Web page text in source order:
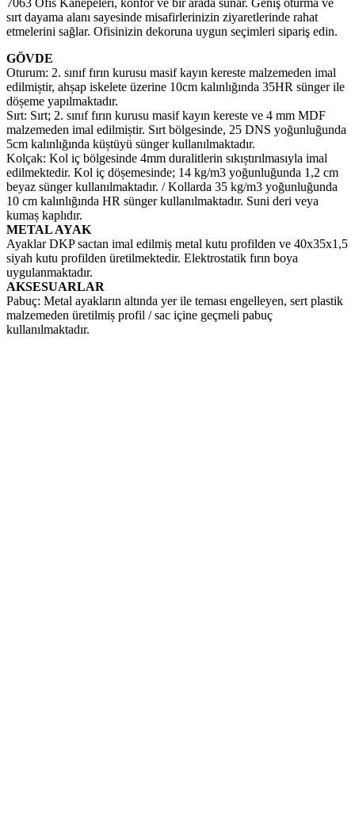
sırt dayama alanı sayesinde misafirlerinizin ziyaretlerinde rahat
etmelerini sağlar. Ofisinizin dekoruna uygun seçimleri sipariş edin.
GÖVDE
Oturum: 2. sınıf fırın kurusu masif kayın kereste malzemeden imal
edilmiștir, ahșap iskelete üzerine 10cm kalınlığında 35HR sünger ile
döșeme yapılmaktadır.
Sırt: Sırt; 2. sınıf fırın kurusu masif kayın kereste ve 4 mm MDF
malzemeden imal edilmiștir. Sırt bölgesinde, 25 DNS yoğunluğunda
5cm kalınlığında küștüyü sünger kullanılmaktadır.
Kolçak: Kol iç bölgesinde 4mm duralitlerin sıkıștırılmasıyla imal
edilmektedir. Kol iç döșemesinde; 14 kg/m3 yoğunluğunda 1,2 cm
beyaz sünger kullanılmaktadır. / Kollarda 35 kg/m3 yoğunluğunda
10 cm kalınlığında HR sünger kullanılmaktadır. Suni deri veya
kumaș kaplıdır.
METAL AYAK
Ayaklar DKP sactan imal edilmiș metal kutu profilden ve 40x35x1,5
siyah kutu profilden üretilmektedir. Elektrostatik fırın boya
uygulanmaktadır.
AKSESUARLAR
Pabuç: Metal ayakların altında yer ile teması engelleyen, sert plastik
malzemeden üretilmiș profil / sac içine geçmeli pabuç
kullanılmaktadır.